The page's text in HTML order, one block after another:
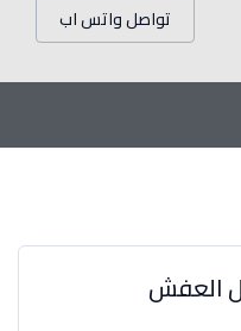
تواصل واتس اب
العفش